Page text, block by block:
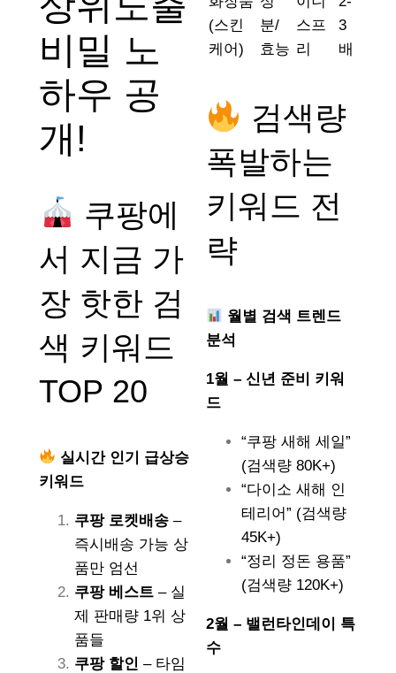
비밀 노
하우 공
개!
쿠팡에
서 지금 가
장 핫한 검
색 키워드
TOP 20
실시간 인기 급상승
키워드
쿠팡 로켓배송 –
즉시배송 가능 상
품만 엄선
쿠팡 베스트 – 실
제 판매량 1위 상
품들
쿠팡 할인 – 타임
(스킨
케어)
분/
효능
스프
리
3
배
검색량
폭발하는
키워드 전
략
월별 검색 트렌드
분석
1월 – 신년 준비 키워
드
“쿠팡 새해 세일”
(검색량 80K+)
“다이소 새해 인
테리어” (검색량
45K+)
“정리 정돈 용품”
(검색량 120K+)
2월 – 밸런타인데이 특
수